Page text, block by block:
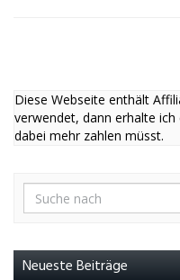
Diese Webseite enthält
verwendet, dann erhalte
dabei mehr zahlen müsst.
Neueste Beiträge